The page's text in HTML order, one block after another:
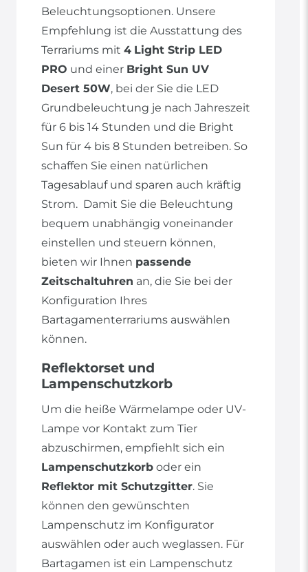
Beleuchtungsoptionen. Unsere
Empfehlung ist die Ausstattung des
Terrariums mit 4 Light Strip LED
PRO und einer Bright Sun UV
Desert 50W, bei der Sie die LED
Grundbeleuchtung je nach Jahreszeit
für 6 bis 14 Stunden und die Bright
Sun für 4 bis 8 Stunden betreiben. So
schaffen Sie einen natürlichen
Tagesablauf und sparen auch kräftig
Strom. Damit Sie die Beleuchtung
bequem unabhängig voneinander
einstellen und steuern können,
bieten wir Ihnen passende
Zeitschaltuhren an, die Sie bei der
Konfiguration Ihres
Bartagamenterrariums auswählen
können.
Reflektorset und
Lampenschutzkorb
Um die heiße Wärmelampe oder UV-
Lampe vor Kontakt zum Tier
abzuschirmen, empfiehlt sich ein
Lampenschutzkorb oder ein
Reflektor mit Schutzgitter. Sie
können den gewünschten
Lampenschutz im Konfigurator
auswählen oder auch weglassen. Für
Bartagamen ist ein Lampenschutz